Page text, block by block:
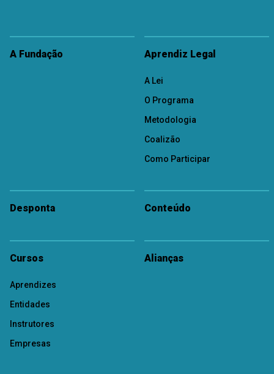
A Fundação Aprendiz Legal
A Lei
O Programa
Metodologia
Coalizão
Como Participar
Desponta Conteúdo
Cursos
Aprendizes
Entidades
Instrutores
Empresas
Alianças